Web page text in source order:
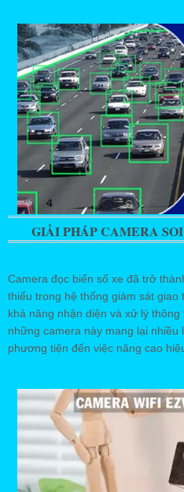
GIẢI PHÁP CAMERA
Camera đọc biển số xe đã trở
thiếu trong hệ thống giám sát giao
khả năng nhận diện và xử lý
những camera này mang lại
phương tiện đến việc nâng cao